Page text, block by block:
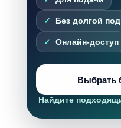
Без долгой
Онлайн-доступ
Выбрать
Найдите